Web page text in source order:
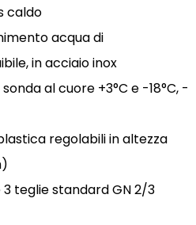
caldo
acqua di
in acciaio inox
al cuore +3°C e -18°C, -
regolabili in altezza
teglie standard GN 2/3